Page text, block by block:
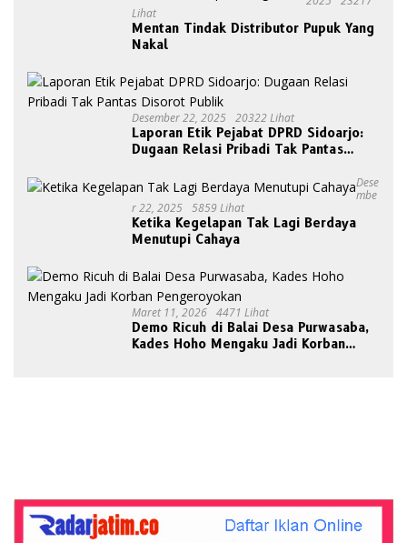
Lihat
Mentan Tindak Distributor Pupuk Yang
Nakal
Desember 22, 2025 20322 Lihat
Laporan Etik Pejabat DPRD Sidoarjo:
Dugaan Relasi Pribadi Tak Pantas
Dese
Mbe
R 22, 2025 5859 Lihat
Ketika Kegelapan Tak Lagi Berdaya
Menutupi Cahaya
Maret 11, 2026 4471 Lihat
Demo Ricuh di Balai Desa Purwasaba,
Kades Hoho Mengaku Jadi Korban